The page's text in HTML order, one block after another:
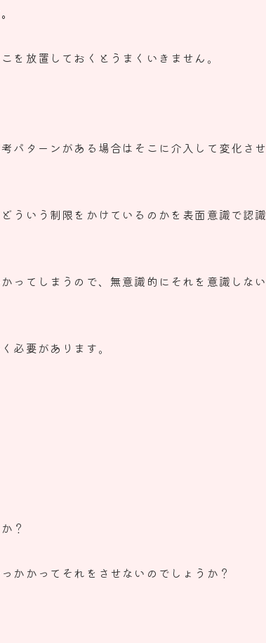
こを放置しておくとうまくいきません。
パターンがある場合はそこに介入して変化させ
ういう制限をかけているのかを表面意識で認識
ってしまうので、 無意識的にそれを意識しない
必要があります。
？
かかってそれをさせないのでしょうか？